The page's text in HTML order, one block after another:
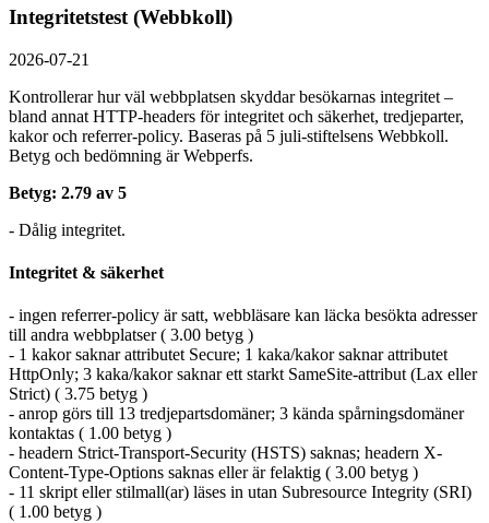
Integritetstest (Webbkoll)
2026-07-21
Kontrollerar hur väl webbplatsen skyddar besökarnas integritet –
bland annat HTTP-headers för integritet och säkerhet, tredjeparter,
kakor och referrer-policy. Baseras på 5 juli-stiftelsens Webbkoll.
Betyg och bedömning är Webperfs.
Betyg: 2.79 av 5
- Dålig integritet.
Integritet & säkerhet
- ingen referrer-policy är satt, webbläsare kan läcka besökta adresser
till andra webbplatser ( 3.00 betyg )
- 1 kakor saknar attributet Secure; 1 kaka/kakor saknar attributet
HttpOnly; 3 kaka/kakor saknar ett starkt SameSite-attribut (Lax eller
Strict) ( 3.75 betyg )
- anrop görs till 13 tredjepartsdomäner; 3 kända spårningsdomäner
kontaktas ( 1.00 betyg )
- headern Strict-Transport-Security (HSTS) saknas; headern X-
Content-Type-Options saknas eller är felaktig ( 3.00 betyg )
- 11 skript eller stilmall(ar) läses in utan Subresource Integrity (SRI)
( 1.00 betyg )